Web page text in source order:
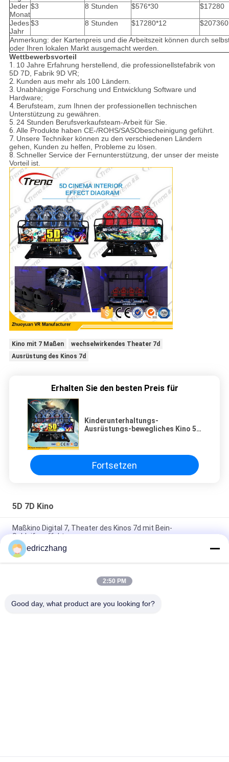
Jeder
Monat
$3 8 Stunden $576*30 $17280
Jedes
Jahr
$3 8 Stunden $17280*12 $207360
Anmerkung: der Kartenpreis und die Arbeitszeit können durch
oder Ihren lokalen Markt ausgemacht werden.
Wettbewerbsvorteil
1. 10 Jahre Erfahrung herstellend, die professionellstefabrik von
5D 7D, Fabrik 9D VR;
2. Kunden aus mehr als 100 Ländern.
3. Unabhängige Forschung und Entwicklung Software und
Hardware;
4. Berufsteam, zum Ihnen der professionellen technischen
Unterstützung zu gewähren.
5. 24 Stunden Berufsverkaufsteam-Arbeit für Sie.
6. Alle Produkte haben CE-/ROHS/SASObescheinigung geführt.
7. Unsere Techniker können zu den verschiedenen Ländern
gehen, Kunden zu helfen, Probleme zu lösen.
8. Schneller Service der Fernunterstützung, der unser der meiste
Vorteil ist.
Kino mit 7 Maßen
wechselwirkendes Theater 7d
Ausrüstung des Kinos 7d
Erhalten Sie den besten Preis für
Kinderunterhaltungs-
Ausrüstungs-bewegliches Kino 5D
Fortsetzen
5D 7D Kino
Maßkino Digital 7, Theater des Kinos 7d mit Bein-
Schleifeneffekt
6 Kino der DOF-Freizeitpark-Unterhaltungs-7D mit
Bildschirmanzeige-System
Erstaunliches Kino 6/8 Sitze des Schießen-Spiel-7D mit dem
edriczhang
2:50 PM
Good day, what product are you looking for?